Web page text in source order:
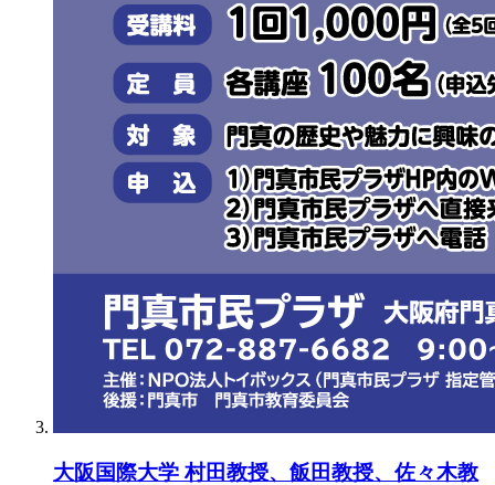
大阪国際大学 村田教授、飯田教授、佐々木教